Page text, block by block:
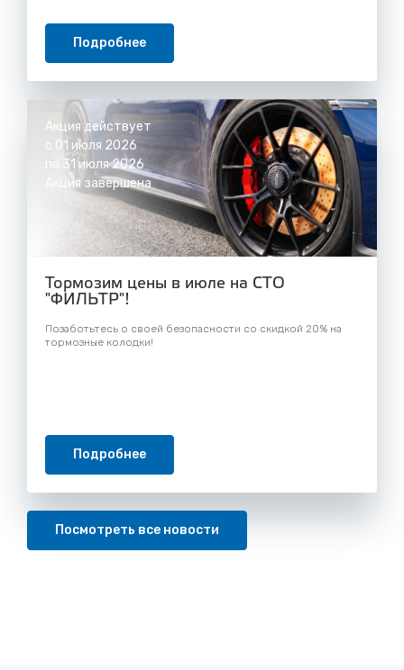
Подробнее
Акция действует
с 01 июля 2026
по 31 июля 2026
Акция завершена
Тормозим цены в июле на СТО
"ФИЛЬТР"!
Позаботьтесь о своей безопасности со скидкой 20% на
тормозные колодки!
Подробнее
Посмотреть все новости